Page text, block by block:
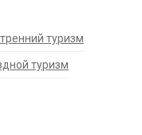
туризм
туризм